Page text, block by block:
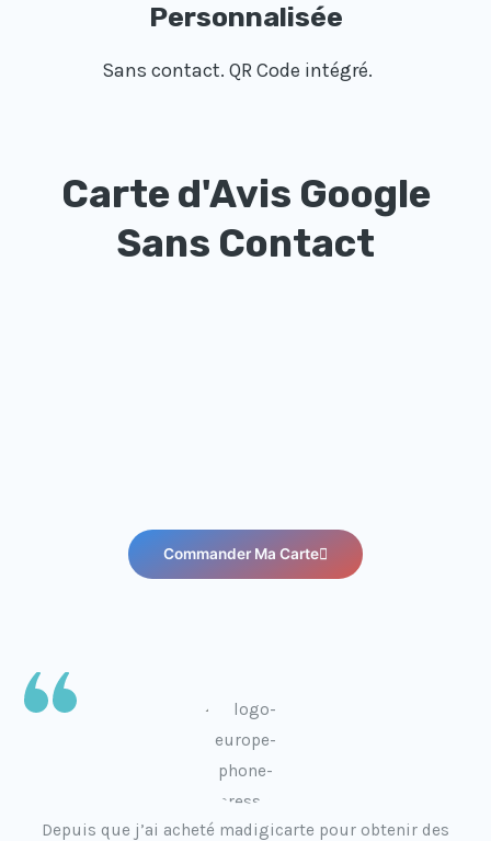
Personnalisée
Sans contact. QR Code intégré.
Carte d'Avis Google
Sans Contact
Commander Ma Carte
Depuis que j’ai acheté madigicarte pour obtenir des